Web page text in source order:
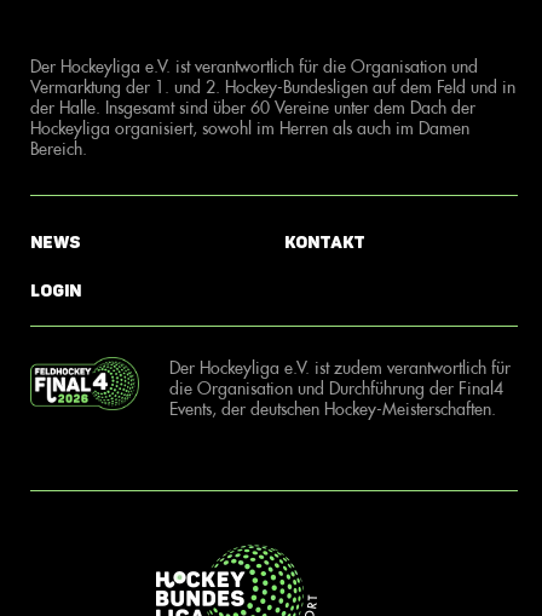
Der Hockeyliga e.V. ist verantwortlich für die Organisation und
Vermarktung der 1. und 2. Hockey-Bundesligen auf dem Feld und in
der Halle. Insgesamt sind über 60 Vereine unter dem Dach der
Hockeyliga organisiert, sowohl im Herren als auch im Damen
Bereich.
News
Login
Kontakt
Der Hockeyliga e.V. ist zudem verantwortlich für
die Organisation und Durchführung der Final4
Events, der deutschen Hockey-Meisterschaften.